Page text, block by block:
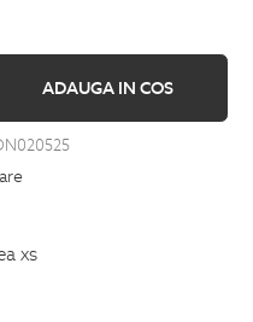
ADAUGA IN COS
xs